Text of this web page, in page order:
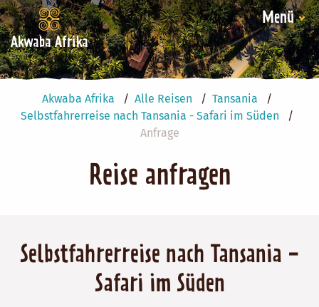
Akwaba Afrika
Menü
Akwaba Afrika Alle Reisen
Tansania
Selbstfahrerreise nach Tansania - Safari im Süden
Anfrage
Reise anfragen
Selbstfahrerreise nach Tansania -
Safari im Süden